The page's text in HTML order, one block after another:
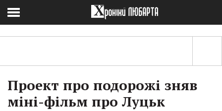
Проект про подорожі зняв
міні-фільм про Луцьк